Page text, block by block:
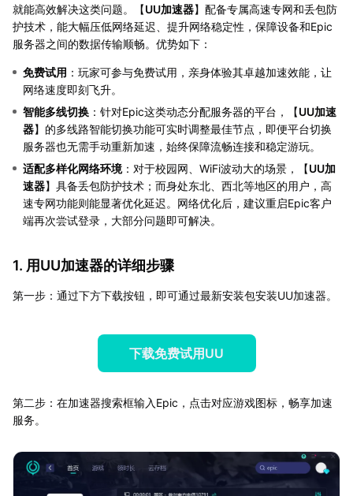
就能高效解决这类问题。【UU加速器】配备专属高速专网和丢包防
护技术，能大幅压低网络延迟、提升网络稳定性，保障设备和Epic
服务器之间的数据传输顺畅。优势如下：
免费试用 ：玩家可参与免费试用，亲身体验其卓越加速效能，让
网络速度即刻飞升。
智能多线切换 ：针对Epic这类动态分配服务器的平台，【UU加速
器】的多线路智能切换功能可实时调整最佳节点，即便平台切换
服务器也无需手动重新加速，始终保障流畅连接和稳定游玩。
适配多样化网络环境：对于校园网、WiFi波动大的场景，【UU加
速器】具备丢包防护技术；而身处东北、西北等地区的用户，高
速专网功能则能显著优化延迟。网络优化后，建议重启Epic客户
端再次尝试登录，大部分问题即可解决。
1. 用UU加速器的详细步骤
第一步：通过下方下载按钮，即可通过最新安装包安装UU加速器。
下载免费试用UU
第二步：在加速器搜索框输入Epic，点击对应游戏图标，畅享加速
服务。